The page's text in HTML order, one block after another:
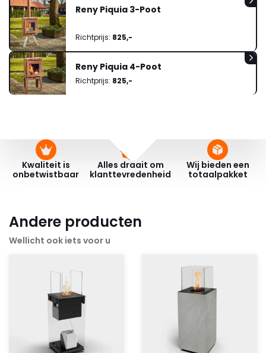
Reny Piquia 3-Poot
Richtprijs: 825,-
Reny Piquia 4-Poot
Richtprijs: 825,-
Kwaliteit is
onbetwistbaar
Alles draait om
klanttevredenheid
Wij bieden een
totaalpakket
Andere producten
Wellicht ook iets voor u